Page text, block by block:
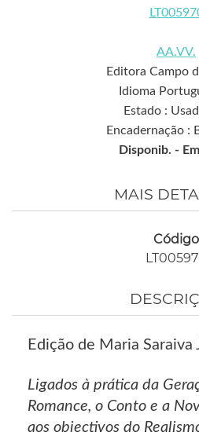
AA.VV.
Editora Campo
Idioma
Estado :
Encadernação :
Disponib. -
MAIS
Código
Edição de Maria Saraiva
Ligados à prática da
Romance, o Conto e a
aos objectivos do